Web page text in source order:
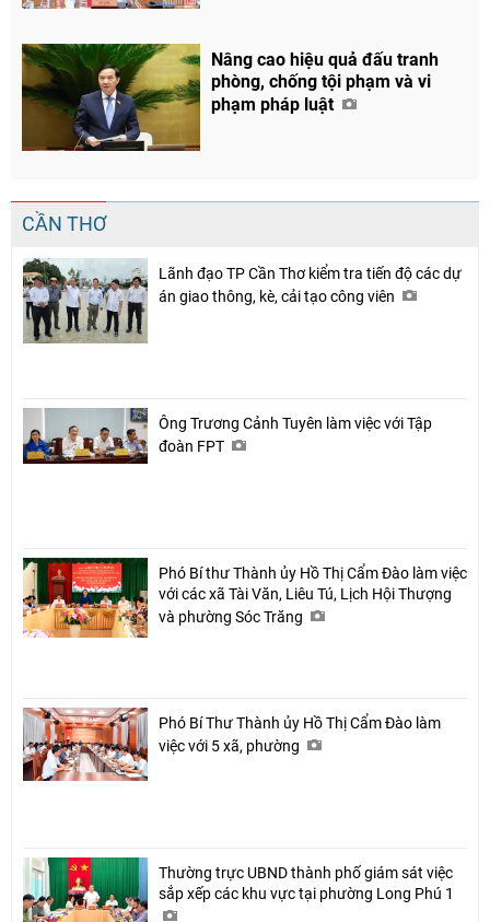
Nâng cao hiệu quả đấu tranh
phòng, chống tội phạm và vi
phạm pháp luật
CẦN THƠ
Lãnh đạo TP Cần Thơ kiểm tra tiến độ các dự
án giao thông, kè, cải tạo công viên
Ông Trương Cảnh Tuyên làm việc với Tập
đoàn FPT
Phó Bí thư Thành ủy Hồ Thị Cẩm Đào làm việc
với các xã Tài Văn, Liêu Tú, Lịch Hội Thượng
và phường Sóc Trăng
Phó Bí Thư Thành ủy Hồ Thị Cẩm Đào làm
việc với 5 xã, phường
Thường trực UBND thành phố giám sát việc
sắp xếp các khu vực tại phường Long Phú 1